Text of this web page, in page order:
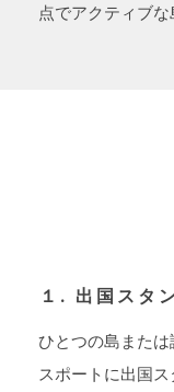
点でアクティブな
１. 出国スタ
ひとつの島また
スポートに出国